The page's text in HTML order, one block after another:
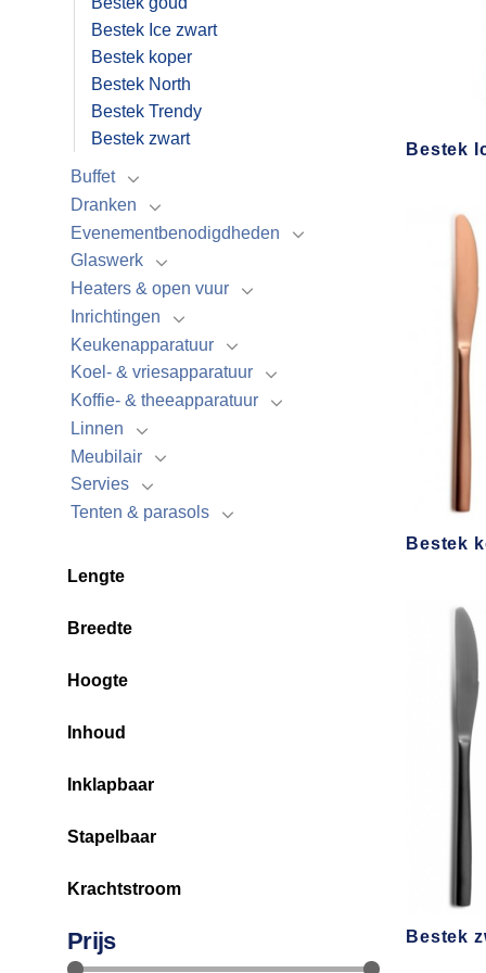
Bestek Ice zwart
Bestek koper
Bestek North
Bestek Trendy
Bestek zwart
Buffet
Dranken
Evenementbenodigdheden
Glaswerk
Heaters & open vuur
Inrichtingen
Keukenapparatuur
Koel- & vriesapparatuur
Koffie- & theeapparatuur
Linnen
Meubilair
Servies
Tenten & parasols
Lengte
Breedte
Hoogte
Inhoud
Inklapbaar
Stapelbaar
Krachtstroom
Prijs
Bestek
Bestek
Bestek